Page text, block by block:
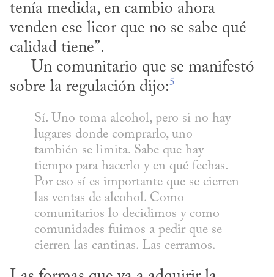
tenía medida, en cambio ahora
venden ese licor que no se sabe qué
calidad tiene”.
sobre la regulación dijo:5
Sí. Uno toma alcohol, pero si no hay
lugares donde comprarlo, uno
también se limita. Sabe que hay
tiempo para hacerlo y en qué fechas.
Por eso sí es importante que se cierren
las ventas de alcohol. Como
comunitarios lo decidimos y como
comunidades fuimos a pedir que se
cierren las cantinas. Las cerramos.